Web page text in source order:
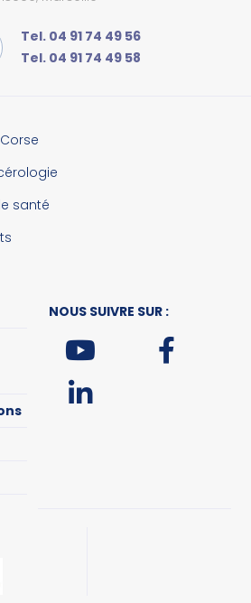
Tel. 04 91 74 49 56
Tel. 04 91 74 49 58
santé
NOUS SUIVRE SUR :